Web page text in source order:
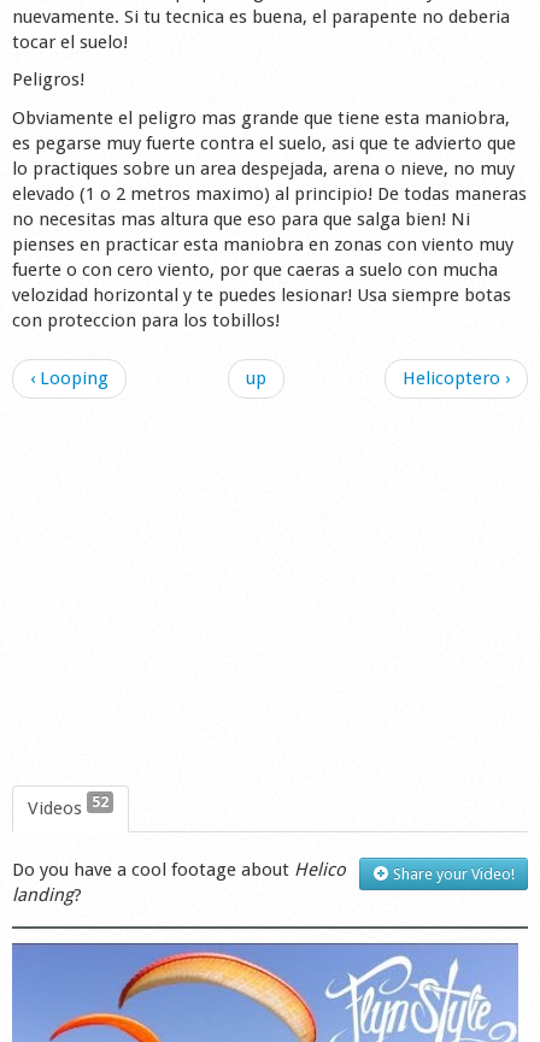
nuevamente. Si tu tecnica es buena, el parapente no deberia
tocar el suelo!
Peligros!
Obviamente el peligro mas grande que tiene esta maniobra,
es pegarse muy fuerte contra el suelo, asi que te advierto que
lo practiques sobre un area despejada, arena o nieve, no muy
elevado (1 o 2 metros maximo) al principio! De todas maneras
no necesitas mas altura que eso para que salga bien! Ni
pienses en practicar esta maniobra en zonas con viento muy
fuerte o con cero viento, por que caeras a suelo con mucha
velozidad horizontal y te puedes lesionar! Usa siempre botas
con proteccion para los tobillos!
‹ Looping up Helicoptero ›
Videos 52
Share your Video!
Do you have a cool footage about Helico
landing?